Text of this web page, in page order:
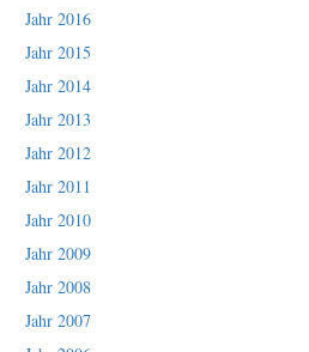
Jahr 2016
Jahr 2015
Jahr 2014
Jahr 2013
Jahr 2012
Jahr 2011
Jahr 2010
Jahr 2009
Jahr 2008
Jahr 2007